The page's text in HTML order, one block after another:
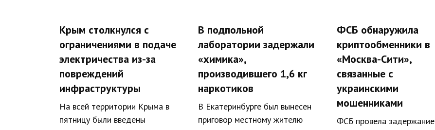
Крым столкнулся с
ограничениями в подаче
электричества из-за
повреждений
инфраструктуры
На всей территории Крыма в
пятницу были введены
В подпольной
лаборатории задержали
«химика»,
производившего 1,6 кг
наркотиков
В Екатеринбурге был вынесен
приговор местному жителю
ФСБ обнаружила
криптообменники в
«Москва-Сити»,
связанные с
украинскими
мошенниками
ФСБ провела задержание